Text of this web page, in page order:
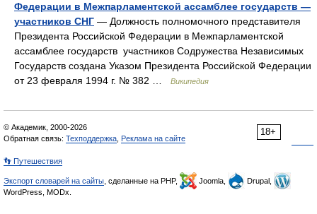
Федерации в Межпарламентской ассамблее государств —
участников СНГ — Должность полномочного представителя
Президента Российской Федерации в Межпарламентской
ассамблее государств участников Содружества Независимых
Государств создана Указом Президента Российской Федерации
от 23 февраля 1994 г. № 382 …
Википедия
18+
© Академик, 2000-2026
Обратная связь: Техподдержка Реклама на сайте
👣 Путешествия
Экспорт словарей на сайты , сделанные на PHP, Joomla,
Drupal,
WordPress, MODx.